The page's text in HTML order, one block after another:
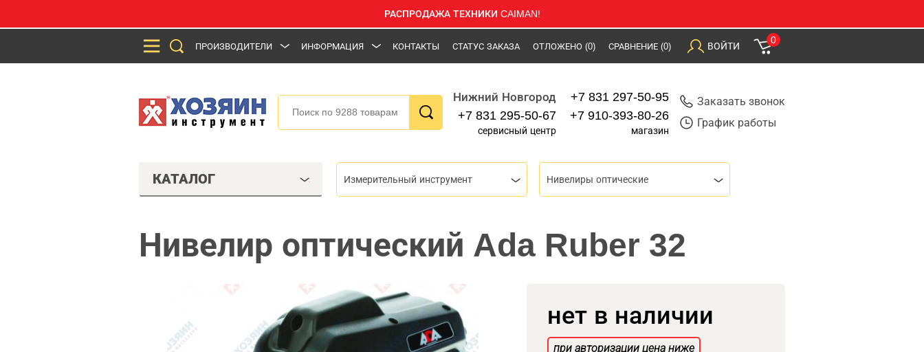
РАСПРОДАЖА ТЕХНИКИ CAIMAN!
ПРОИЗВОДИТЕЛИ ИНФОРМАЦИЯ КОНТАКТЫ СТАТУС ЗАКАЗА ОТЛОЖЕНО (0) СРАВНЕНИЕ (0) ВОЙТИ
0
Нижний Новгород
+7 831 295-50-67
сервисный центр
+7 831 297-50-95
+7 910-393-80-26
магазин
Заказать звонок
График работы
КАТАЛОГ Измерительный инструмент Нивелиры оптические
Нивелир оптический Ada Ruber 32
нет в наличии
при авторизации цена ниже